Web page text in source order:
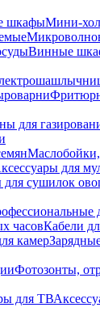
шкафыМини-
Винные
для
для
для сушилок
часовКабели
камер
Фотозонты,
для ТВ